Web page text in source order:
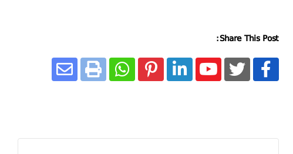
Share This Post: